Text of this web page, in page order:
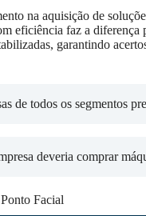
na aquisição de
eficiência faz a diferença
garantindo
de todos os segmentos
deveria comprar
Facial